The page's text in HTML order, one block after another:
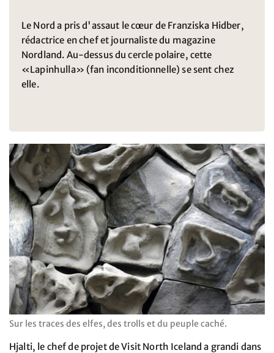
Le Nord a pris d'assaut le cœur de Franziska Hidber,
rédactrice en chef et journaliste du magazine
Nordland. Au-dessus du cercle polaire, cette
«Lapinhulla» (fan inconditionnelle) se sent chez
elle.
Sur les traces des elfes, des trolls et du peuple caché.
Hjalti, le chef de projet de Visit North Iceland a grandi dans